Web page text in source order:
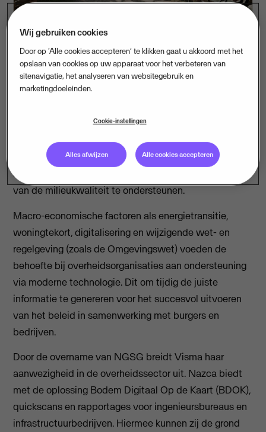
Visma, Europees leider in cloudsoftware, neemt New
Generation Software Group (NGSG) van IceLake
Genetics. Met de overname van deze
GovTech specialisten verstevigt Visma haar positie als
IT-partner voor overheidsorganisaties om uitdagingen
als de inrichting van de leefomgeving en verbetering
van de milieukwaliteit te ondersteunen.
Macro-economische factoren als energietransitie,
woningtekort, digitalisering en wijzigende wet- en
regelgeving (zoals de Omgevingswet) voeden de
behoefte bij overheidsorganisaties aan ondersteuning
via moderne technologie. Dit om tijdig de juiste
informatie te genereren voor het succesvol uitvoeren
van het beleid in samenwerking met burgers en
bedrijven.
Door de overname van NGSG breidt Visma haar
aanwezigheid in de overheidssector uit. Nazca biedt
met de oplossing Bodem Digitaal Op de Kaart (BDOK),
quickscans en rapportages voor ingenieursbureaus en
infrastructuurbedrijven. Hiermee kunnen zij de grond
Wij gebruiken cookies
Door op ‘Alle cookies accepteren’ te klikken gaat u akkoord met het
opslaan van cookies op uw apparaat voor het verbeteren van
sitenavigatie, het analyseren van websitegebruik en
marketingdoeleinden.
Cookie-instellingen
Alles afwijzen Alle cookies accepteren